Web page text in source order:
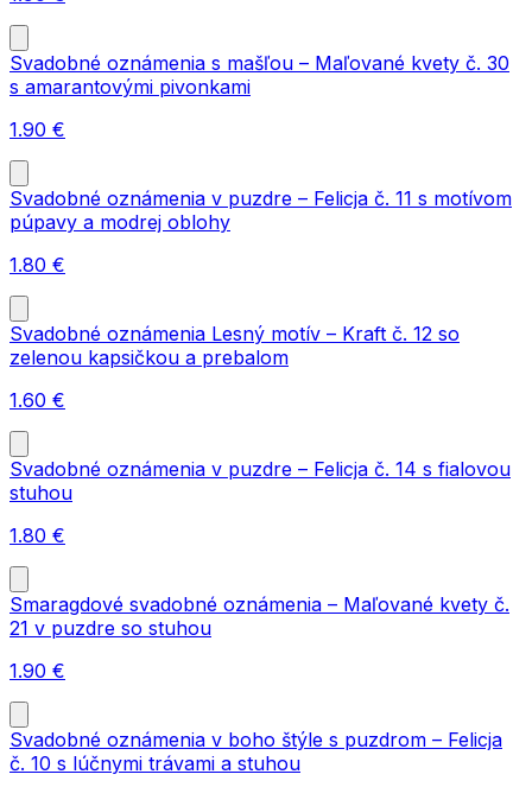
Svadobné oznámenia s mašľou – Maľované kvety č. 30
s amarantovými pivonkami
1.90 €
Svadobné oznámenia v puzdre – Felicja č. 11 s motívom
púpavy a modrej oblohy
1.80 €
Svadobné oznámenia Lesný motív – Kraft č. 12 so
zelenou kapsičkou a prebalom
1.60 €
Svadobné oznámenia v puzdre – Felicja č. 14 s fialovou
stuhou
1.80 €
Smaragdové svadobné oznámenia – Maľované kvety č.
21 v puzdre so stuhou
1.90 €
Svadobné oznámenia v boho štýle s puzdrom – Felicja
č. 10 s lúčnymi trávami a stuhou